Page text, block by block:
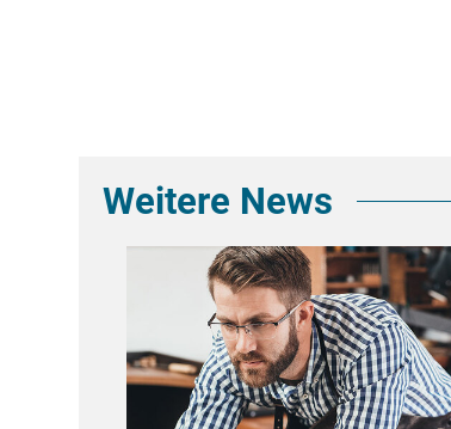
Weitere News